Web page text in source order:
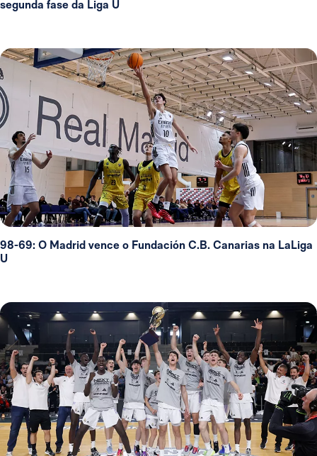
segunda fase da Liga U
98-69: O Madrid vence o Fundación C.B. Canarias na LaLiga
U